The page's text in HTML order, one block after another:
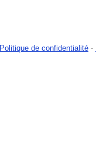
Politique de confidentialité -